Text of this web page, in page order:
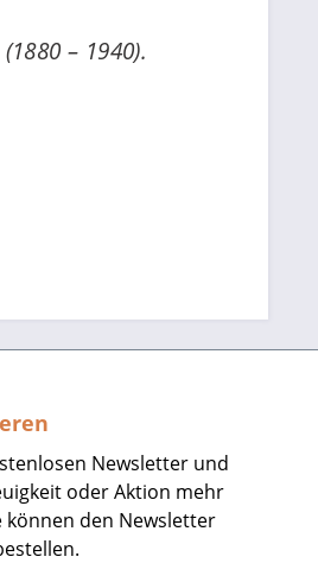
– 1940).
Newsletter und
oder Aktion mehr
können den Newsletter